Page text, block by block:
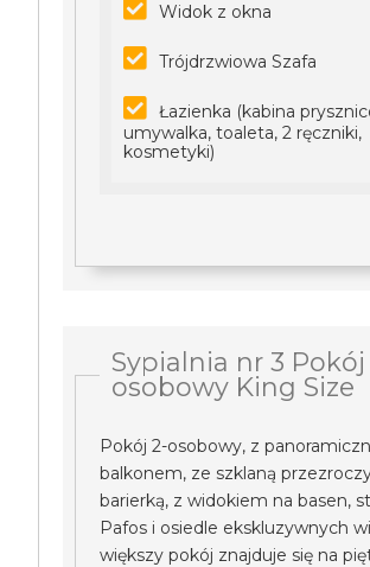
Widok z okna
Trójdrzwiowa Szafa
Łazienka (kabina
umywalka, toaleta, 2 ręczniki,
kosmetyki)
Sypialnia nr 3 Pokój
osobowy King Size
Pokój 2-osobowy, z
balkonem, ze szklaną
barierką, z widokiem na basen,
Pafos i osiedle ekskluzywnych
większy pokój znajduje się na